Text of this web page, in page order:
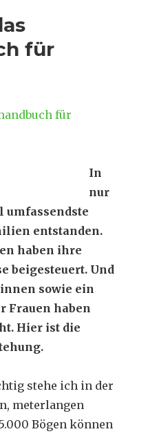
für
In
nur
umfassendste
entstanden.
haben ihre
beigesteuert. Und
sowie ein
Frauen haben
Hier ist die
stehe ich in der
meterlangen
Bögen können